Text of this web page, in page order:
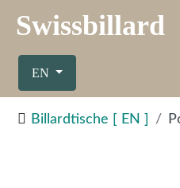
Swissbillard
EN
Billardtische [ EN ]